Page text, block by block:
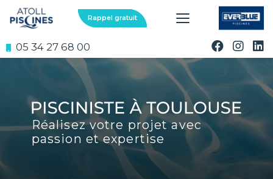
au
contenu
05 34 27 68 00
Rappel gratuit
Réalisez votre projet avec
passion et expertise